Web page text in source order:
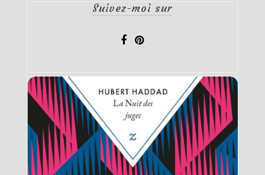
Suivez-moi sur